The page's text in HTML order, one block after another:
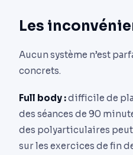
Les
Aucun système n’est
concrets.
Full body :difficile de
des séances de 90
des polyarticulaires
sur les exercices de fin